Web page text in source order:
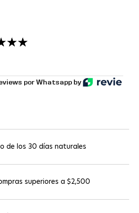
por Whatsapp by
de los 30 días naturales
superiores a $2,500